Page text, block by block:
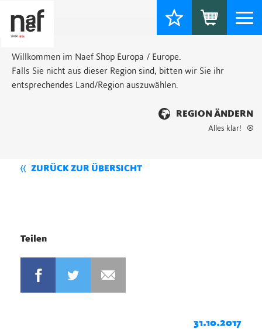
Willkommen im Naef Shop Europa / Europe.
Falls Sie nicht aus dieser Region sind, bitten wir Sie ihr
entsprechendes Land/Region auszuwählen.
REGION ÄNDERN
Alles klar!
ZURÜCK ZUR ÜBERSICHT
Teilen
31.10.2017